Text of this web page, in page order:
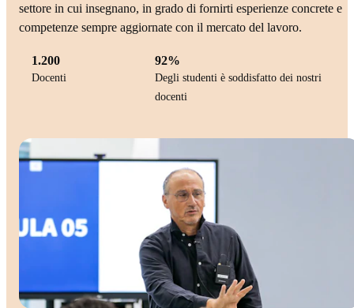
settore in cui insegnano, in grado di fornirti esperienze concrete e
competenze sempre aggiornate con il mercato del lavoro.
1.200
Docenti
92%
Degli studenti è soddisfatto dei nostri
docenti